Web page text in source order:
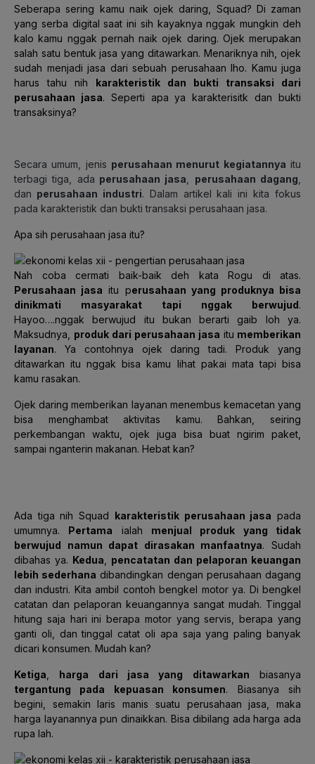
Seberapa sering kamu naik ojek daring, Squad? Di zaman
yang serba digital saat ini sih kayaknya nggak mungkin deh
kalo kamu nggak pernah naik ojek daring. Ojek merupakan
salah satu bentuk jasa yang ditawarkan. Menariknya nih, ojek
sudah menjadi jasa dari sebuah perusahaan lho. Kamu juga
harus tahu nih karakteristik dan bukti transaksi dari
perusahaan jasa. Seperti apa ya karakterisitk dan bukti
transaksinya?
Secara umum, jenis perusahaan menurut kegiatannya itu
terbagi tiga, ada perusahaan jasa perusahaan dagang
dan perusahaan industri. Dalam artikel kali ini kita fokus
pada karakteristik dan bukti transaksi perusahaan jasa.
Apa sih perusahaan jasa itu?
Nah coba cermati baik-baik deh kata Rogu di atas.
Perusahaan jasa itu perusahaan yang produknya bisa
dinikmati masyarakat tapi nggak berwujud.
Hayoo….nggak berwujud itu bukan berarti gaib loh ya.
Maksudnya, produk dari perusahaan jasa itu memberikan
layanan. Ya contohnya ojek daring tadi. Produk yang
ditawarkan itu nggak bisa kamu lihat pakai mata tapi bisa
kamu rasakan.
Ojek daring memberikan layanan menembus kemacetan yang
bisa menghambat aktivitas kamu. Bahkan, seiring
perkembangan waktu, ojek juga bisa buat ngirim paket,
sampai nganterin makanan. Hebat kan?
Ada tiga nih Squad karakteristik perusahaan jasa pada
umumnya. Pertama ialah menjual produk yang tidak
berwujud namun dapat dirasakan manfaatnya. Sudah
dibahas ya. Kedua
pencatatan dan pelaporan keuangan
lebih sederhana dibandingkan dengan perusahaan dagang
dan industri. Kita ambil contoh bengkel motor ya. Di bengkel
catatan dan pelaporan keuangannya sangat mudah. Tinggal
hitung saja hari ini berapa motor yang servis, berapa yang
ganti oli, dan tinggal catat oli apa saja yang paling banyak
dicari konsumen. Mudah kan?
Ketiga harga dari jasa yang ditawarkan biasanya
tergantung pada kepuasan konsumen. Biasanya sih
begini, semakin laris manis suatu perusahaan jasa, maka
harga layanannya pun dinaikkan. Bisa dibilang ada harga ada
rupa lah.